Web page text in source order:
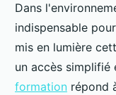
Dans
indispensable
mis en lumière
un accès
formation répond